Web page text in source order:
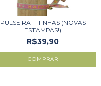
PULSEIRA FITINHAS (NOVAS
ESTAMPAS!)
R$39,90
COMPRAR